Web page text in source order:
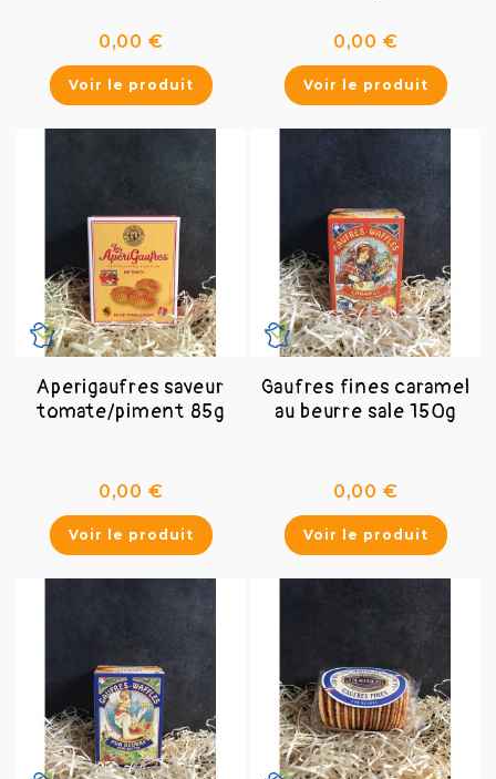
0,00 €Prix
Voir le produit
0,00 €Prix
Voir le produit
Aperigaufres saveur
tomate/piment 85g
0,00 €Prix
Voir le produit
Gaufres fines caramel
au beurre sale 150g
0,00 €Prix
Voir le produit